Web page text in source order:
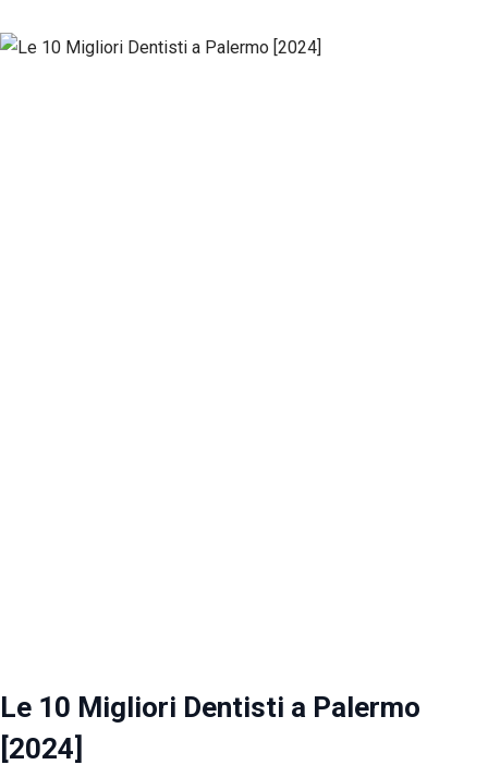
Le 10 Migliori Dentisti a Palermo
[2024]
all'utilizzo
web
stesso.